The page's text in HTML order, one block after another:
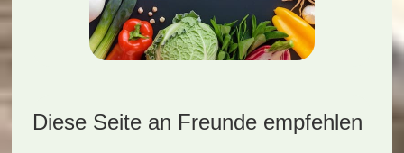
Diese Seite an Freunde empfehlen